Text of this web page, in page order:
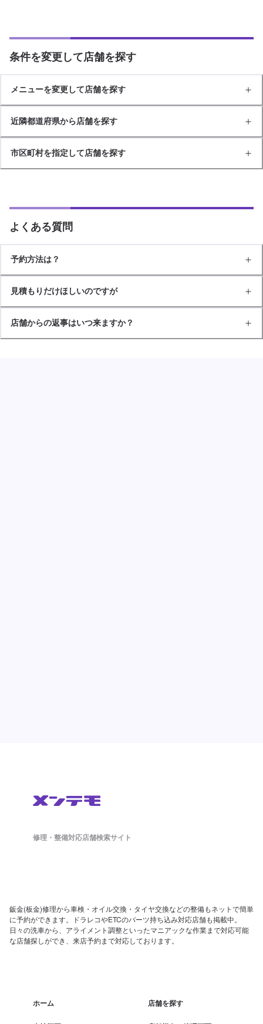
条件を変更して店舗を探す
メニューを変更して店舗を探す
近隣都道府県から店舗を探す
市区町村を指定して店舗を探す
よくある質問
予約方法は？
見積もりだけほしいのですが
店舗からの返事はいつ来ますか？
修理・整備対応店舗検索サイト
鈑金(板金)修理から車検・オイル交換・タイヤ交換などの整備もネットで簡単
に予約ができます。ドラレコやETCのパーツ持ち込み対応店舗も掲載中。
日々の洗車から、アライメント調整といったマニアックな作業まで対応可能
な店舗探しができ、来店予約まで対応しております。
ホーム 店舗を探す